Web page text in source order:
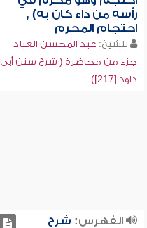
رأسه من داء كان به) ,
احتجام المحرم
للشيخ: عبد المحسن العباد
جزء من محاضرة ( شرح سنن أبي
داود [217])
الفهرس: شرح